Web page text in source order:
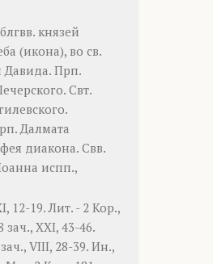
князей
(икона), во св.
Прп.
Свт.
Далмата
диакона. Свв.
испп.,
12-19.Лит. - 2 Кор.,
XXI, 43-46.
VIII, 28-39.Ин.,